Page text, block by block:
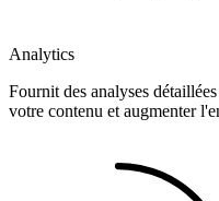
Analytics
Fournit des analyses
votre contenu et augmenter